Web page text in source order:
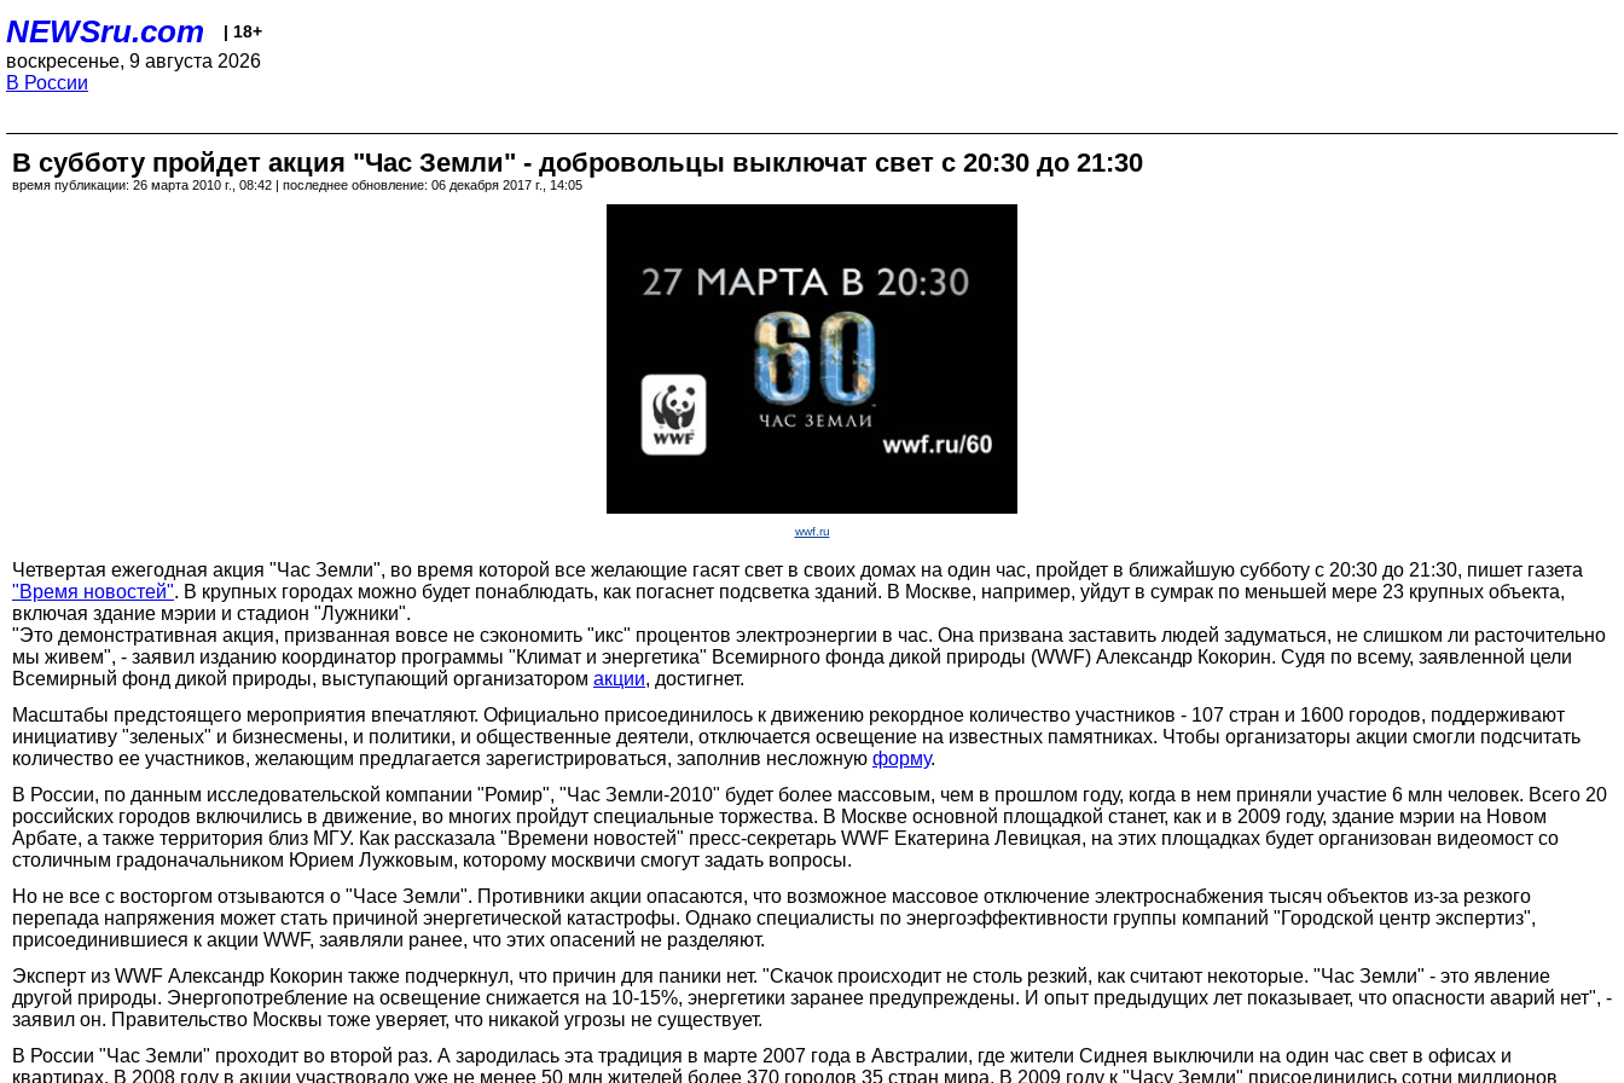
NEWSru.com | 18+
воскресенье, 9 августа 2026
В России
В субботу пройдет акция "Час Земли" - добровольцы выключат свет с 20:30 до 21:30
время публикации: 26 марта 2010 г., 08:42 | последнее обновление: 06 декабря 2017 г., 14:05
wwf.ru
Четвертая ежегодная акция "Час Земли", во время которой все желающие гасят свет в своих домах на один час, пройдет в ближайшую субботу с 20:30 до 21:30, пишет газета
"Время новостей". В крупных городах можно будет понаблюдать, как погаснет подсветка зданий. В Москве, например, уйдут в сумрак по меньшей мере 23 крупных объекта,
включая здание мэрии и стадион "Лужники".
"Это демонстративная акция, призванная вовсе не сэкономить "икс" процентов электроэнергии в час. Она призвана заставить людей задуматься, не слишком ли расточительно
мы живем", - заявил изданию координатор программы "Климат и энергетика" Всемирного фонда дикой природы (WWF) Александр Кокорин. Судя по всему, заявленной цели
Всемирный фонд дикой природы, выступающий организатором акции, достигнет.
Масштабы предстоящего мероприятия впечатляют. Официально присоединилось к движению рекордное количество участников - 107 стран и 1600 городов, поддерживают
инициативу "зеленых" и бизнесмены, и политики, и общественные деятели, отключается освещение на известных памятниках. Чтобы организаторы акции смогли подсчитать
количество ее участников, желающим предлагается зарегистрироваться, заполнив несложную форму.
В России, по данным исследовательской компании "Ромир", "Час Земли-2010" будет более массовым, чем в прошлом году, когда в нем приняли участие 6 млн человек. Всего 20
российских городов включились в движение, во многих пройдут специальные торжества. В Москве основной площадкой станет, как и в 2009 году, здание мэрии на Новом
Арбате, а также территория близ МГУ. Как рассказала "Времени новостей" пресс-секретарь WWF Екатерина Левицкая, на этих площадках будет организован видеомост со
столичным градоначальником Юрием Лужковым, которому москвичи смогут задать вопросы.
Но не все с восторгом отзываются о "Часе Земли". Противники акции опасаются, что возможное массовое отключение электроснабжения тысяч объектов из-за резкого
перепада напряжения может стать причиной энергетической катастрофы. Однако специалисты по энергоэффективности группы компаний "Городской центр экспертиз",
присоединившиеся к акции WWF, заявляли ранее, что этих опасений не разделяют.
Эксперт из WWF Александр Кокорин также подчеркнул, что причин для паники нет. "Скачок происходит не столь резкий, как считают некоторые. "Час Земли" - это явление
другой природы. Энергопотребление на освещение снижается на 10-15%, энергетики заранее предупреждены. И опыт предыдущих лет показывает, что опасности аварий нет", -
заявил он. Правительство Москвы тоже уверяет, что никакой угрозы не существует.
В России "Час Земли" проходит во второй раз. А зародилась эта традиция в марте 2007 года в Австралии, где жители Сиднея выключили на один час свет в офисах и
квартирах. В 2008 году в акции участвовало уже не менее 50 млн жителей более 370 городов 35 стран мира. В 2009 году к "Часу Земли" присоединились сотни миллионов